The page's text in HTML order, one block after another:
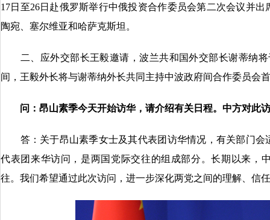
17日至26日赴俄罗斯举行中俄投资合作委员会第二次会议并
陶宛、塞尔维亚和哈萨克斯坦。
二、应外交部长王毅邀请，波兰共和国外交部长谢蒂纳将
间，王毅外长将与谢蒂纳外长共同主持中波政府间合作委员会
问：昂山素季今天开始访华，请介绍有关日程。中方对此
答：关于昂山素季女士及其代表团访华情况，有关部门会
代表团来华访问，是两国党际交往的组成部分。长期以来，
往。我们希望通过此次访问，进一步深化两党之间的理解、信